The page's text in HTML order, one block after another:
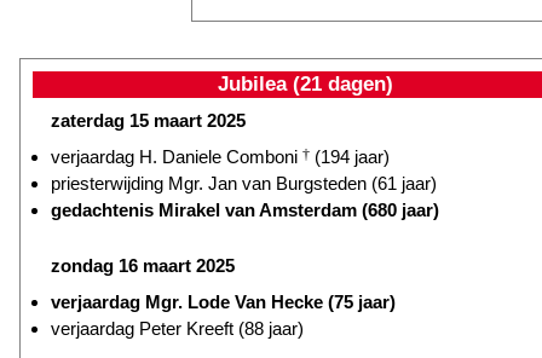
Jubilea (21 dagen)
zaterdag 15 maart 2025
verjaardag H. Daniele Comboni † (194 jaar)
priesterwijding Mgr. Jan van Burgsteden (61 jaar)
gedachtenis Mirakel van Amsterdam (680 jaar)
zondag 16 maart 2025
verjaardag Mgr. Lode Van Hecke (75 jaar)
verjaardag Peter Kreeft (88 jaar)